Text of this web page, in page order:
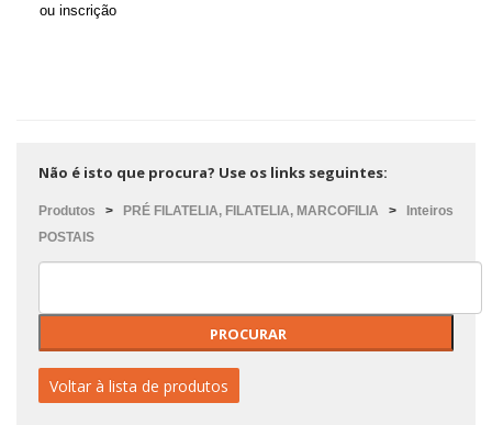
ou inscrição
Não é isto que procura? Use os links seguintes:
Produtos > PRÉ FILATELIA, FILATELIA, MARCOFILIA > Inteiros
POSTAIS
Voltar à lista de produtos